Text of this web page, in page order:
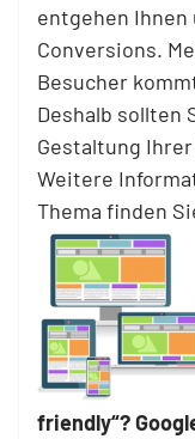
entgehen
Conversions.
Besucher
Deshalb sollten
Gestaltung
Weitere
Thema finden
friendly“?